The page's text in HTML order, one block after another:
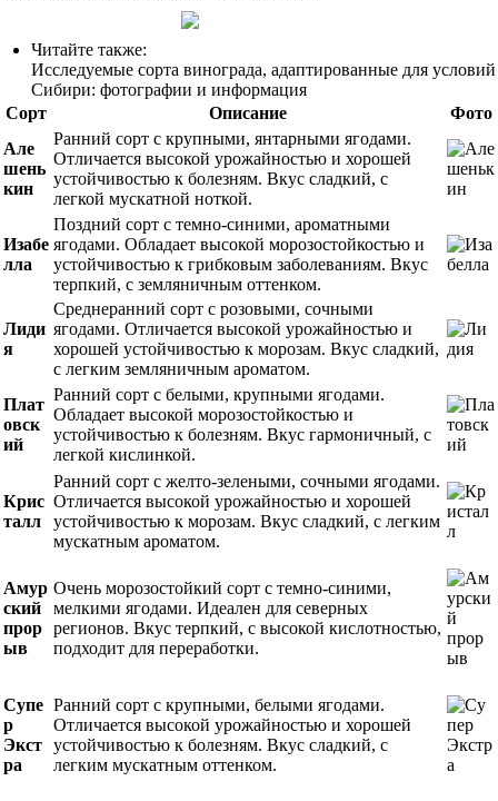
Читайте также:
Исследуемые сорта винограда, адаптированные для условий
Сибири: фотографии и информация
Сорт
Описание
Фото
Але
шень
кин
Ранний сорт с крупными, янтарными ягодами.
Отличается высокой урожайностью и хорошей
устойчивостью к болезням. Вкус сладкий, с
легкой мускатной ноткой.
Изабе
лла
Поздний сорт с темно-синими, ароматными
ягодами. Обладает высокой морозостойкостью и
устойчивостью к грибковым заболеваниям. Вкус
терпкий, с земляничным оттенком.
Лиди
я
Среднеранний сорт с розовыми, сочными
ягодами. Отличается высокой урожайностью и
хорошей устойчивостью к морозам. Вкус сладкий,
с легким земляничным ароматом.
Плат
овск
ий
Ранний сорт с белыми, крупными ягодами.
Обладает высокой морозостойкостью и
устойчивостью к болезням. Вкус гармоничный, с
легкой кислинкой.
Крис
талл
Ранний сорт с желто-зелеными, сочными ягодами.
Отличается высокой урожайностью и хорошей
устойчивостью к морозам. Вкус сладкий, с легким
мускатным ароматом.
Амур
ский
прор
ыв
Очень морозостойкий сорт с темно-синими,
мелкими ягодами. Идеален для северных
регионов. Вкус терпкий, с высокой кислотностью,
подходит для переработки.
Супе
р
Экст
ра
Ранний сорт с крупными, белыми ягодами.
Отличается высокой урожайностью и хорошей
устойчивостью к болезням. Вкус сладкий, с
легким мускатным оттенком.